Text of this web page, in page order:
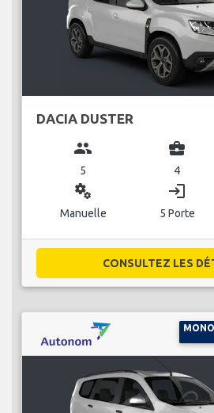
DACIA DUSTER
group
5
business_center
4
miscellaneous_services
Manuelle
login
5 Porte
CONSULTEZ LES